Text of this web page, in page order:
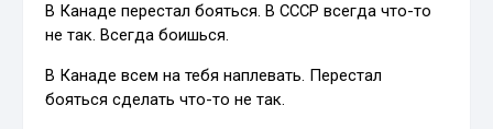
В Канаде перестал бояться. В СССР всегда что-то
не так. Всегда боишься.
В Канаде всем на тебя наплевать. Перестал
бояться сделать что-то не так.